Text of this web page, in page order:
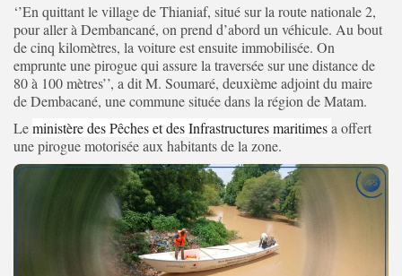
‘’En quittant le village de Thianiaf, situé sur la route nationale 2,
pour aller à Dembancané, on prend d’abord un véhicule. Au bout
de cinq kilomètres, la voiture est ensuite immobilisée. On
emprunte une pirogue qui assure la traversée sur une distance de
80 à 100 mètres’’, a dit M. Soumaré, deuxième adjoint du maire
de Dembacané, une commune située dans la région de Matam.
Leministère des Pêches et des Infrastructures maritimesa offert
une pirogue motorisée aux habitants de la zone.